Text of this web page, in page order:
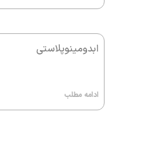
ابدومینوپلاستی
ادامه مطلب